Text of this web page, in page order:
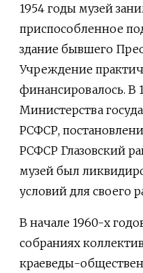
1954 годы музей
приспособленное
здание бывшего
Учреждение
финансировалось. В
Министерства
РСФСР,
РСФСР Глазовский
музей был
условий для своего
В начале 1960-х
собраниях
краеведы-